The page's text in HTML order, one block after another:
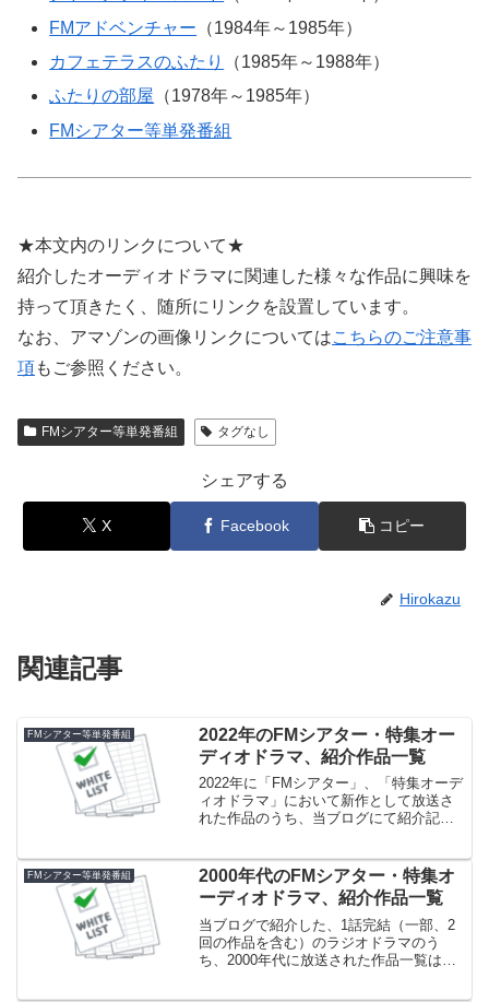
FMアドベンチャー （1984年～1985年）
カフェテラスのふたり
（1985年～1988年）
ふたりの部屋 （1978年～1985年）
FMシアター等単発番組
★本文内のリンクについて★
紹介したオーディオドラマに関連した様々な作品に興味を
持って頂きたく、随所にリンクを設置しています。
なお、アマゾンの画像リンクについてはこちらのご注意事
項もご参照ください。
FMシアター等単発番組 タグなし
シェアする
X Facebook コピー
Hirokazu
関連記事
FMシアター等単発番組
2022年のFMシアター・特集オー
ディオドラマ、紹介作品一覧
2022年に「FMシアター」、「特集オーデ
ィオドラマ」において新作として放送さ
れた作品のうち、当ブログにて紹介記事
ないことにご注意ください。
FMシアター等単発番組
2000年代のFMシアター・特集オ
ーディオドラマ、紹介作品一覧
当ブログで紹介した、1話完結（一部、2
回の作品を含む）のラジオドラマのう
ち、2000年代に放送された作品一覧は以